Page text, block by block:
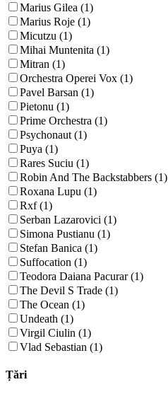
Marius Gilea (1)
Marius Roje (1)
Micutzu (1)
Mihai Muntenita (1)
Mitran (1)
Orchestra Operei Vox (1)
Pavel Barsan (1)
Pietonu (1)
Prime Orchestra (1)
Psychonaut (1)
Puya (1)
Rares Suciu (1)
Robin And The Backstabbers (1)
Roxana Lupu (1)
Rxf (1)
Serban Lazarovici (1)
Simona Pustianu (1)
Stefan Banica (1)
Suffocation (1)
Teodora Daiana Pacurar (1)
The Devil S Trade (1)
The Ocean (1)
Undeath (1)
Virgil Ciulin (1)
Vlad Sebastian (1)
Țări